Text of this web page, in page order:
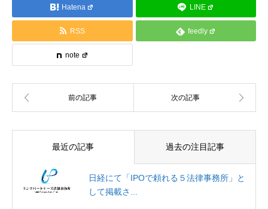
Hatena LINE
RSS feedly
note
最近の記事 過去の注目記事
日経にて「IPOで頼れる５法律事務所」と
して掲載さ...